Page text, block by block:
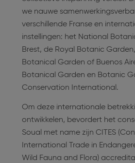
we nauwe
verschillende Franse en
instellingen: het National
Brest, de Royal Botanic
Botanical Garden of Buenos
Botanical Garden en Botanic
Conservation International.
Om deze internationale
ontwikkelen, bevordert het
Soual met name zijn CITES
International Trade in
Wild Fauna and Flora)